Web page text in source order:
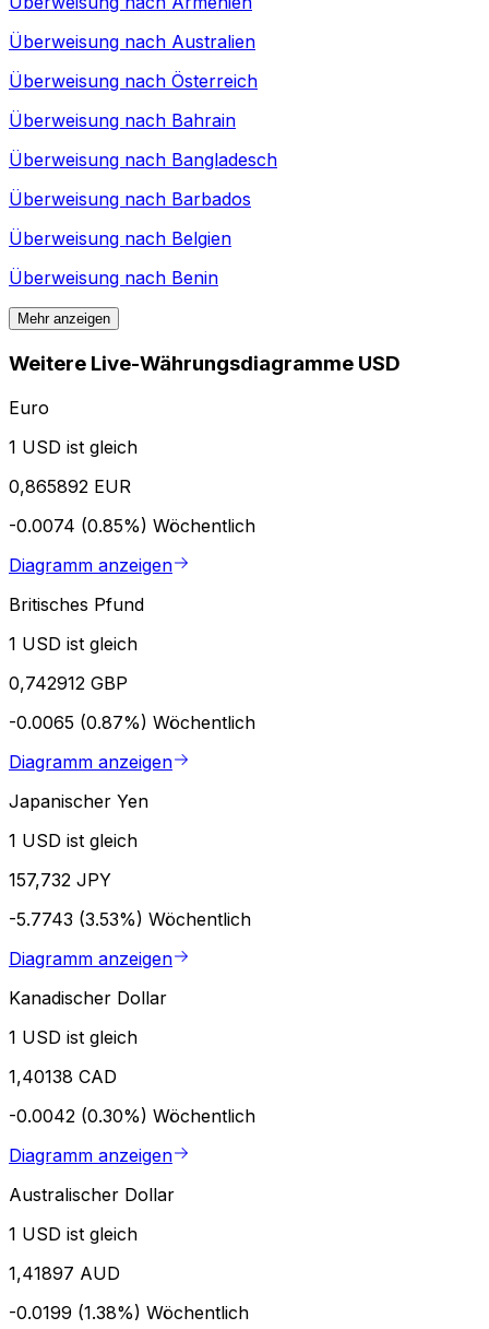
Überweisung nach Australien
Überweisung nach Österreich
Überweisung nach Bahrain
Überweisung nach Bangladesch
Überweisung nach Barbados
Überweisung nach Belgien
Überweisung nach Benin
Mehr anzeigen
Weitere Live-Währungsdiagramme USD
Euro
1 USD ist gleich
0,865892 EUR
-0.0074 (0.85%) Wöchentlich
Diagramm anzeigen
Britisches Pfund
1 USD ist gleich
0,742912 GBP
-0.0065 (0.87%) Wöchentlich
Diagramm anzeigen
Japanischer Yen
1 USD ist gleich
157,732 JPY
-5.7743 (3.53%) Wöchentlich
Diagramm anzeigen
Kanadischer Dollar
1 USD ist gleich
1,40138 CAD
-0.0042 (0.30%) Wöchentlich
Diagramm anzeigen
Australischer Dollar
1 USD ist gleich
1,41897 AUD
-0.0199 (1.38%) Wöchentlich